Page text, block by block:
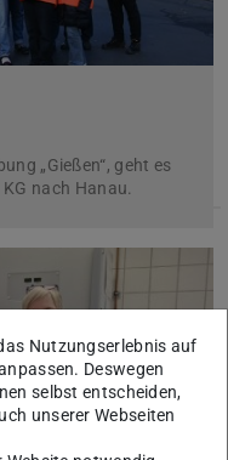
„Gießen“, geht es
nach Hanau.
Nutzungserlebnis auf
Deswegen
selbst entscheiden,
unserer Webseiten